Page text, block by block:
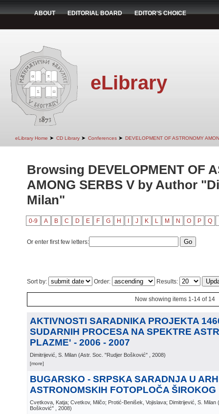
ABOUT EDITORIAL BOARD EDITOR'S CHOICE
eLibrary
eLibrary Home ➤ CD Library ➤ Conferences ➤ DEVELOPMENT OF ASTRONOMY
Browsing DEVELOPMENT OF
AMONG SERBS V by Author
Milan"
0-9 A B C D E F G H J K L M N O P Q
Or enter first few letters:
Sort by: Order: Results:
Now showing items 1-14 of 14
AKTIVNOSTI SARADNIKA PROJEKTA
SUDARNIH PROCESA NA SPEKTRE
PLAZME' - 2006 - 2007
Dimitrijević, S. Milan (Astr. Soc. "Rudjer Bošković" , 2008)
[more]
BUGARSKO - SRPSKA SARADNJA U
ASTRONOMSKIH FOTOPLOČA
Cvetkova, Katja; Cvetkov, Milčo; Protić-Benišek, Vojislava; Dimitrijević, S. Milan (
Bošković"
, 2008)